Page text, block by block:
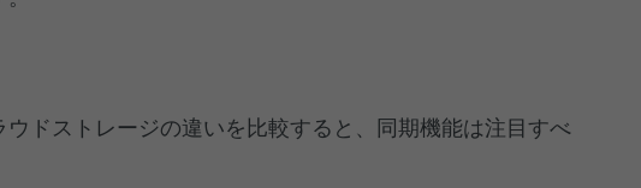
ドストレージの違いを比較すると、同期機能は注目すべ